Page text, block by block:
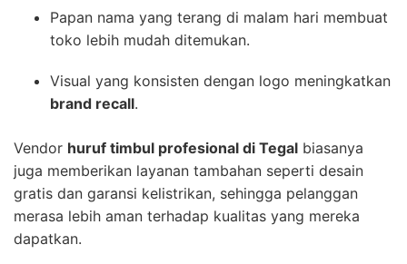
Papan nama yang terang di malam hari membuat
toko lebih mudah ditemukan.
Visual yang konsisten dengan logo meningkatkan
brand recall.
Vendor huruf timbul profesional di Tegal biasanya
juga memberikan layanan tambahan seperti desain
gratis dan garansi kelistrikan, sehingga pelanggan
merasa lebih aman terhadap kualitas yang mereka
dapatkan.